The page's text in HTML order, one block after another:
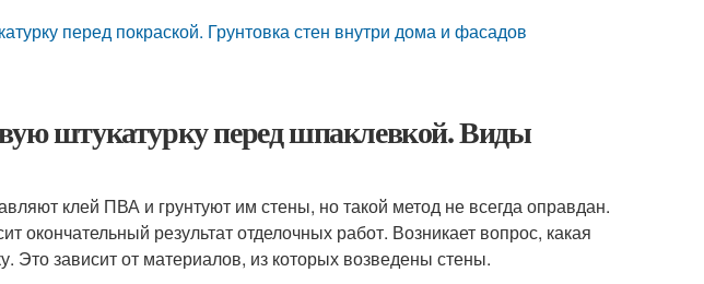
перед покраской. Грунтовка стен внутри дома и фасадов
штукатурку перед шпаклевкой. Виды
клей ПВА и грунтуют им стены, но такой метод не всегда оправдан.
окончательный результат отделочных работ. Возникает вопрос, какая
Это зависит от материалов, из которых возведены стены.